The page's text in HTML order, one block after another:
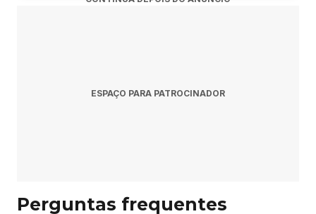
ESPAÇO PARA PATROCINADOR
Perguntas frequentes